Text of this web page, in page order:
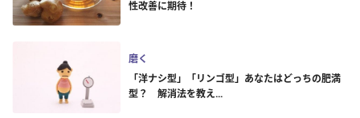
性改善に期待！
磨く
「洋ナシ型」「リンゴ型」あなたはどっちの肥満
型？ 解消法を教え...